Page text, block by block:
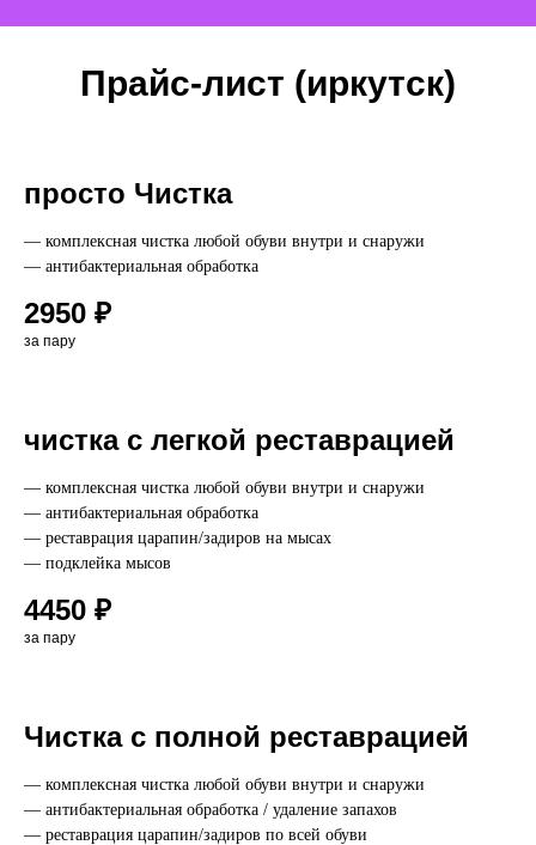
Прайс-лист (иркутск)
просто Чистка
— комплексная чистка любой обуви внутри и снаружи
— антибактериальная обработка
2950 ₽
за пару
чистка с легкой реставрацией
— комплексная чистка любой обуви внутри и снаружи
— антибактериальная обработка
— реставрация царапин/задиров на мысах
— подклейка мысов
4450 ₽
за пару
Чистка с полной реставрацией
— комплексная чистка любой обуви внутри и снаружи
— антибактериальная обработка / удаление запахов
— реставрация царапин/задиров по всей обуви